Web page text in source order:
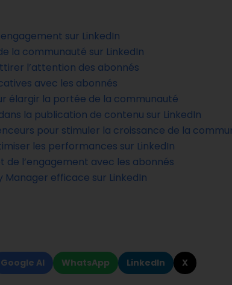
sur LinkedIn
la communauté sur LinkedIn
l’attention des abonnés
avec les abonnés
élargir la portée de la communauté
la publication de contenu sur LinkedIn
pour stimuler la croissance de la
les performances sur LinkedIn
de l’engagement avec les abonnés
Manager efficace sur LinkedIn
Google AI WhatsApp LinkedIn X